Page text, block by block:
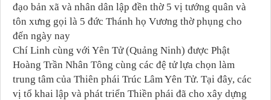
đạo bản xã và nhân dân lập đền thờ 5 vị tướng quân và
tôn xưng gọi là 5 đức Thánh họ Vương thờ phụng cho
đến ngày nay
Chí Linh cùng với Yên Tử (Quảng Ninh) được Phật
Hoàng Trần Nhân Tông cùng các đệ tử lựa chọn làm
trung tâm của Thiên phái Trúc Lâm Yên Tử. Tại đây, các
vị tổ khai lập và phát triển Thiền phái đã cho xây dựng